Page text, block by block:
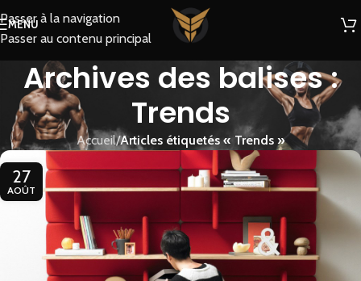
Passer à la navigation
Passer au contenu principal
MENU
Archives des balises :
Trends
Accueil/Articles étiquetés « Trends »
27
AOÛT